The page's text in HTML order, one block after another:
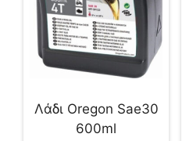
Λάδι Oregon Sae30
600ml